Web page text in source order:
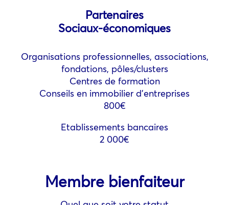
Partenaires
Sociaux-économiques
Organisations professionnelles, associations,
fondations, pôles/clusters
Centres de formation
Conseils en immobilier d’entreprises
800€
Etablissements bancaires
2 000€
Membre bienfaiteur